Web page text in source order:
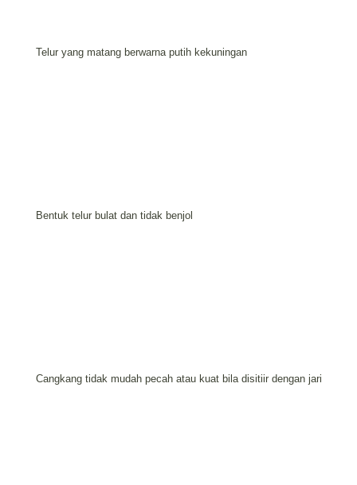
Telur yang matang berwarna putih kekuningan
Bentuk telur bulat dan tidak benjol
Cangkang tidak mudah pecah atau kuat bila disitiir dengan jari